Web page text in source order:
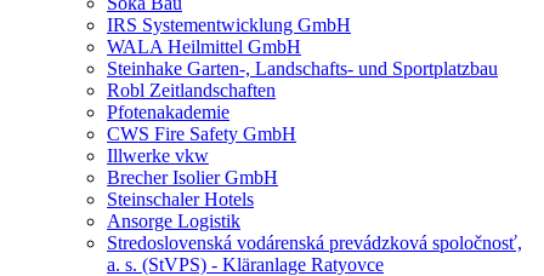
IRS Systementwicklung GmbH
WALA Heilmittel GmbH
Steinhake Garten-, Landschafts- und Sportplatzbau
Robl Zeitlandschaften
Pfotenakademie
CWS Fire Safety GmbH
Illwerke vkw
Brecher Isolier GmbH
Steinschaler Hotels
Ansorge Logistik
Stredoslovenská vodárenská prevádzková spoločnosť,
a. s. (StVPS) - Kläranlage Ratyovce